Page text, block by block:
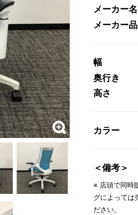
メーカー名
メーカー
幅
奥行き
高さ
カラー
＜備考＞
※ 店頭で同時
グによっては
ださい。